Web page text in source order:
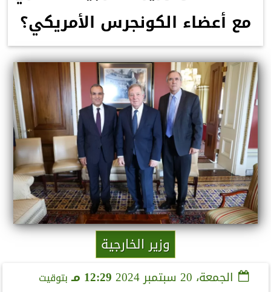
مع أعضاء الكونجرس الأمريكي؟
وزير الخارجية
الجمعة، 20 سبتمبر 2024 12:29 مـ
بتوقيت